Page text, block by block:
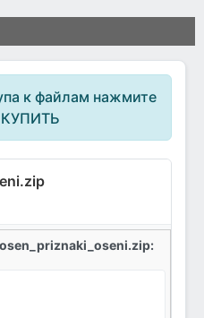
к файлам нажмите
КУПИТЬ